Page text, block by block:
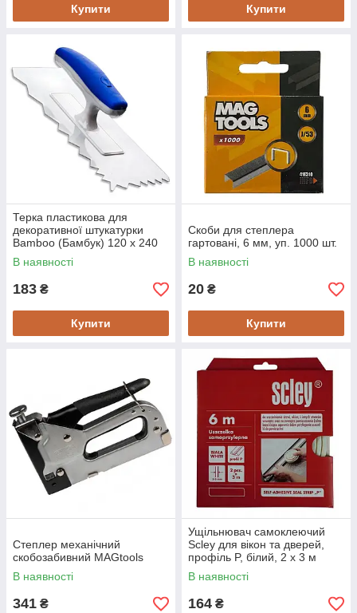
Купити Купити
Терка пластикова для
декоративної штукатурки
Bamboo (Бамбук) 120 x 240
В наявності
183 ₴
Купити
Скоби для степлера
гартовані, 6 мм, уп. 1000 шт.
В наявності
20 ₴
Купити
Степлер механічний
скобозабивний MAGtools
В наявності
341 ₴
Ущільнювач самоклеючий
Scley для вікон та дверей,
профіль P, білий, 2 x 3 м
В наявності
164 ₴